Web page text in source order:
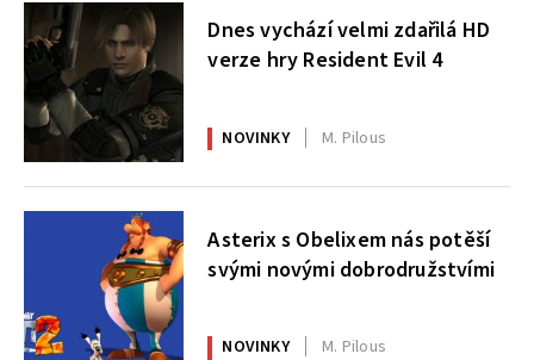
Dnes vychází velmi zdařilá HD
verze hry Resident Evil 4
NOVINKY M. Pilous
Asterix s Obelixem nás potěší
svými novými dobrodružstvími
NOVINKY M. Pilous